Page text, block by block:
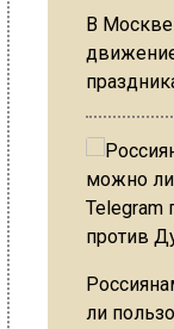
В Москве
ли